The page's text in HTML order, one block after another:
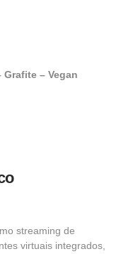
– Vegan
streaming de
virtuais integrados,